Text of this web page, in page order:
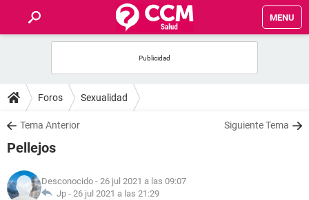
MENU
FOROS
SALUD
FAMILIA
NUTRICIÓN
Foros Sexualidad
Tema Anterior Siguiente Tema
Pellejos
Desconocido - 26 jul 2021 a las 09:07
Jp - 26 jul 2021 a las 21:29